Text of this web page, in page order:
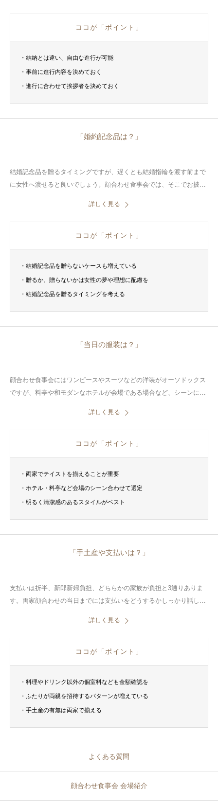
ココが「ポイント」
・結納とは違い、自由な進行が可能
・事前に進行内容を決めておく
・進行に合わせて挨拶者を決めておく
「婚約記念品は？」
結婚記念品を贈るタイミングですが、遅くとも結婚指輪を渡す前まで
に女性へ渡せると良いでしょう。顔合わせ食事会では、そこでお披露
詳しく見る
ココが「ポイント」
・結婚記念品を贈らないケースも増えている
・贈るか、贈らないかは女性の夢や理想に配慮を
・結婚記念品を贈るタイミングを考える
「当日の服装は？」
顔合わせ食事会にはワンピースやスーツなどの洋装がオーソドックス
ですが、料亭や和モダンなホテルが会場である場合など、シーンによ
詳しく見る
ココが「ポイント」
・両家でテイストを揃えることが重要
・ホテル・料亭など会場のシーン合わせて選定
・明るく清潔感のあるスタイルがベスト
「手土産や支払いは？」
支払いは折半、新郎新婦負担、どちらかの家族が負担と3通りありま
す。両家顔合わせの当日までには支払いをどうするかしっかり話し合
詳しく見る
ココが「ポイント」
・料理やドリンク以外の個室料なども金額確認を
・ふたりが両親を招待するパターンが増えている
・手土産の有無は両家で揃える
よくある質問
顔合わせ食事会 会場紹介